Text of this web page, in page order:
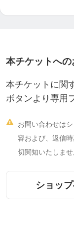
詳しくはこちら↓
＼
本チケットへ
本チケットに関
ボタンより専用

お問い合わせは
容および、返信
切関知いたしませ
ショッ